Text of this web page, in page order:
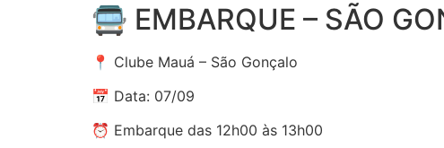
🚍 EMBARQUE – SÃO
📍 Clube Mauá – São Gonçalo
📅 Data: 07/09
⏰ Embarque das 12h00 às 13h00